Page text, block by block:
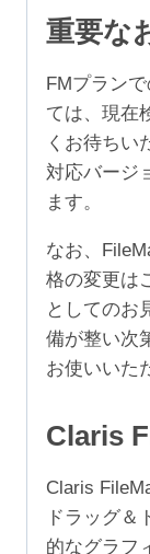
ス
新
規
（ア
カ
デ
ミ
ク/NPO
1,000+ユ
ー
ザ）
個
重要な
FMプラン
ては、現在
くお待ちい
対応バージ
ます。
なお、
格の変更は
としてのお
備が整い次
お使いいた
Claris
Claris
ドラッグ
的なグラフ